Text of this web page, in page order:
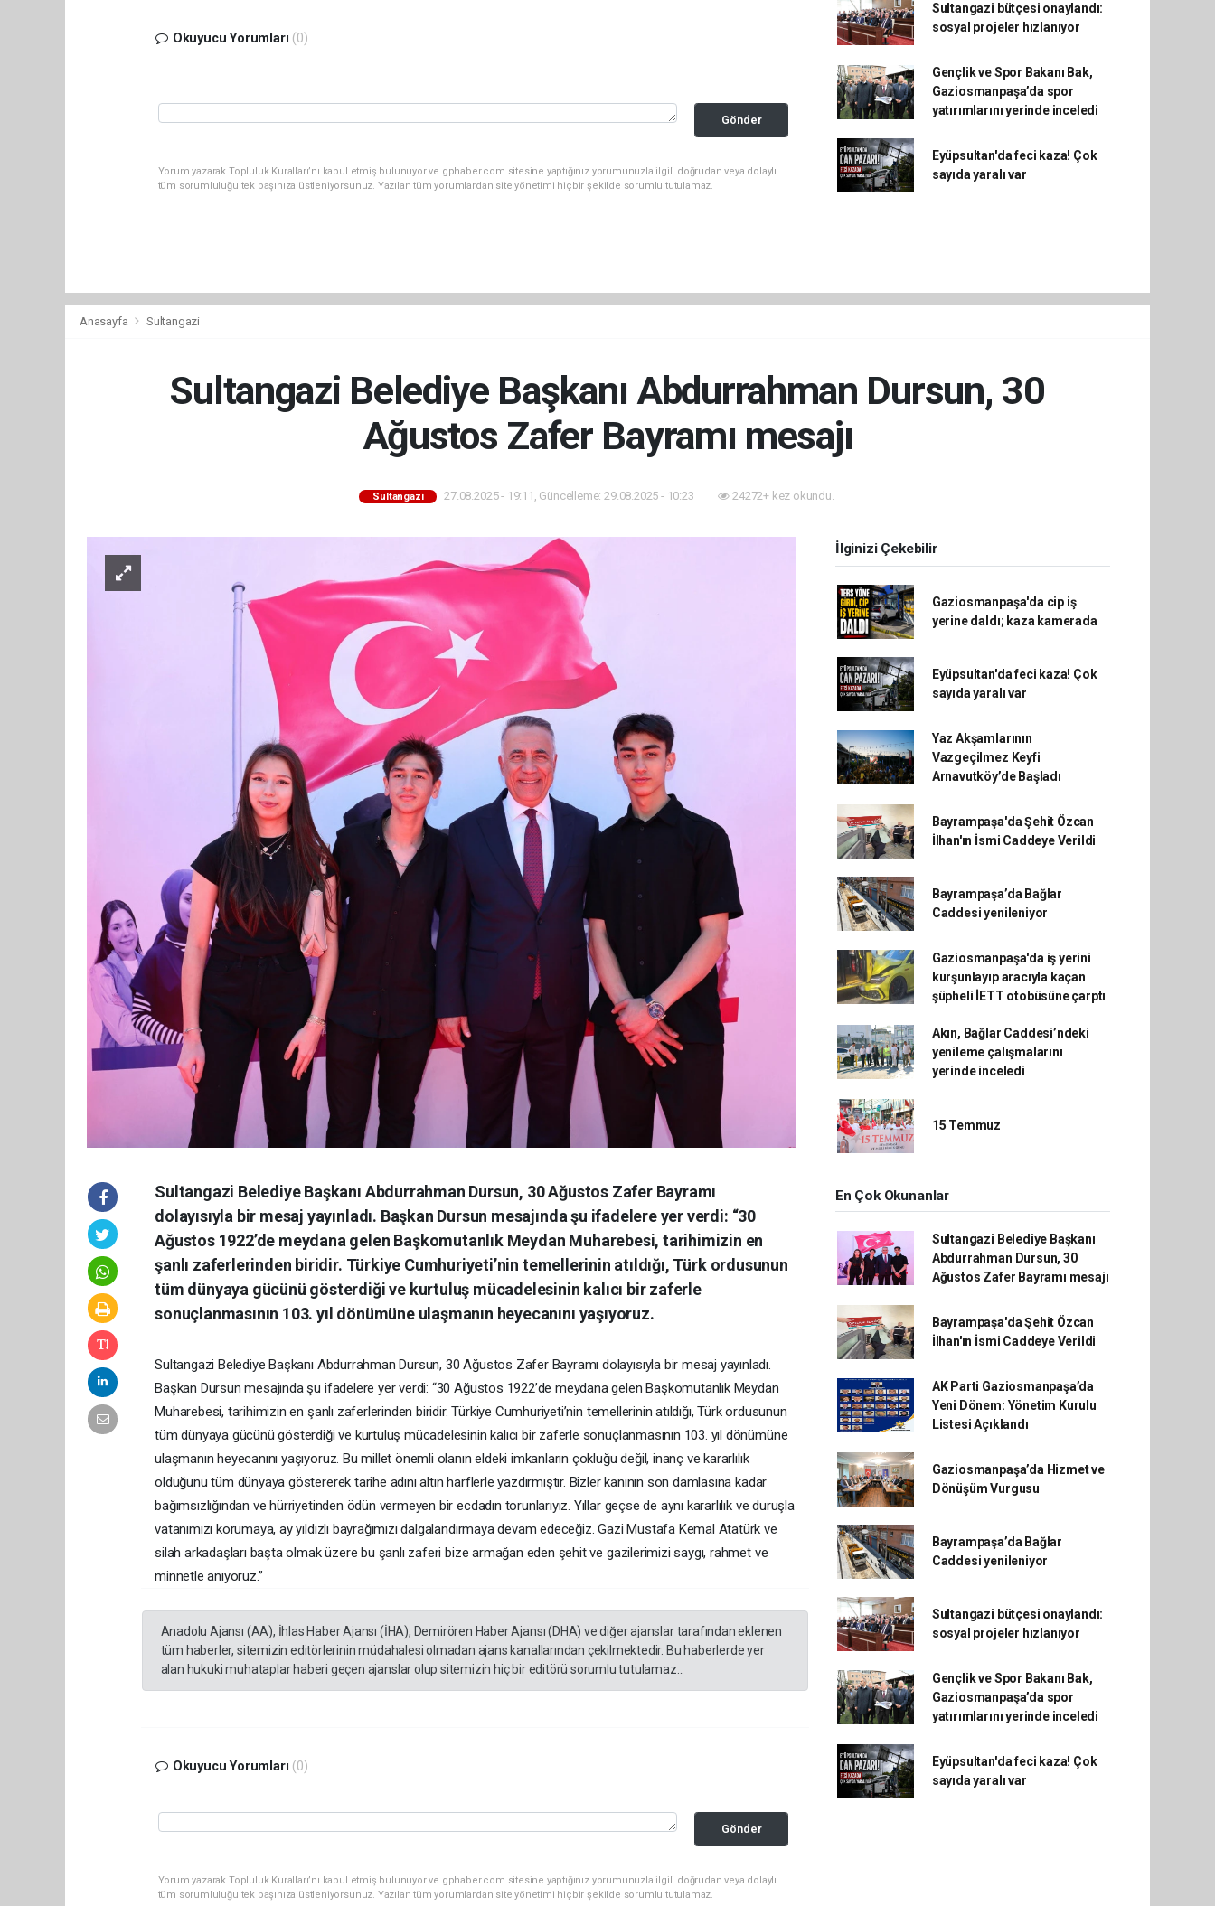
Okuyucu Yorumları (0)
Gönder
Yorum yazarak Topluluk Kuralları’nı kabul etmiş bulunuyor ve gphaber.com sitesine yaptığınız yorumunuzla ilgili doğrudan veya dolaylı
tüm sorumluluğu tek başınıza üstleniyorsunuz. Yazılan tüm yorumlardan site yönetimi hiçbir şekilde sorumlu tutulamaz.
Sultangazi bütçesi onaylandı:
sosyal projeler hızlanıyor
Gençlik ve Spor Bakanı Bak,
Gaziosmanpaşa’da spor
yatırımlarını yerinde inceledi
Eyüpsultan'da feci kaza! Çok
sayıda yaralı var
Anasayfa Sultangazi
Sultangazi Belediye Başkanı Abdurrahman Dursun, 30
Ağustos Zafer Bayramı mesajı
Sultangazi 27.08.2025 - 19:11, Güncelleme: 29.08.2025 - 10:23 24272+ kez okundu.
Sultangazi Belediye Başkanı Abdurrahman Dursun, 30 Ağustos Zafer Bayramı
dolayısıyla bir mesaj yayınladı. Başkan Dursun mesajında şu ifadelere yer verdi: “30
Ağustos 1922’de meydana gelen Başkomutanlık Meydan Muharebesi, tarihimizin en
şanlı zaferlerinden biridir. Türkiye Cumhuriyeti’nin temellerinin atıldığı, Türk ordusunun
tüm dünyaya gücünü gösterdiği ve kurtuluş mücadelesinin kalıcı bir zaferle
sonuçlanmasının 103. yıl dönümüne ulaşmanın heyecanını yaşıyoruz.
Sultangazi Belediye Başkanı Abdurrahman Dursun, 30 Ağustos Zafer Bayramı dolayısıyla bir mesaj yayınladı.
Başkan Dursun mesajında şu ifadelere yer verdi: “30 Ağustos 1922’de meydana gelen Başkomutanlık Meydan
Muharebesi, tarihimizin en şanlı zaferlerinden biridir. Türkiye Cumhuriyeti’nin temellerinin atıldığı, Türk ordusunun
tüm dünyaya gücünü gösterdiği ve kurtuluş mücadelesinin kalıcı bir zaferle sonuçlanmasının 103. yıl dönümüne
ulaşmanın heyecanını yaşıyoruz. Bu millet önemli olanın eldeki imkanların çokluğu değil, inanç ve kararlılık
olduğunu tüm dünyaya göstererek tarihe adını altın harflerle yazdırmıştır. Bizler kanının son damlasına kadar
bağımsızlığından ve hürriyetinden ödün vermeyen bir ecdadın torunlarıyız. Yıllar geçse de aynı kararlılık ve duruşla
vatanımızı korumaya, ay yıldızlı bayrağımızı dalgalandırmaya devam edeceğiz. Gazi Mustafa Kemal Atatürk ve
silah arkadaşları başta olmak üzere bu şanlı zaferi bize armağan eden şehit ve gazilerimizi saygı, rahmet ve
minnetle anıyoruz.”
Anadolu Ajansı (AA), İhlas Haber Ajansı (İHA), Demirören Haber Ajansı (DHA) ve diğer ajanslar tarafından eklenen
tüm haberler, sitemizin editörlerinin müdahalesi olmadan ajans kanallarından çekilmektedir. Bu haberlerde yer
alan hukuki muhataplar haberi geçen ajanslar olup sitemizin hiç bir editörü sorumlu tutulamaz...
Okuyucu Yorumları (0)
Gönder
Yorum yazarak Topluluk Kuralları’nı kabul etmiş bulunuyor ve gphaber.com sitesine yaptığınız yorumunuzla ilgili doğrudan veya dolaylı
tüm sorumluluğu tek başınıza üstleniyorsunuz. Yazılan tüm yorumlardan site yönetimi hiçbir şekilde sorumlu tutulamaz.
İlginizi Çekebilir
Gaziosmanpaşa'da cip iş
yerine daldı; kaza kamerada
Eyüpsultan'da feci kaza! Çok
sayıda yaralı var
Yaz Akşamlarının
Vazgeçilmez Keyfi
Arnavutköy’de Başladı
Bayrampaşa'da Şehit Özcan
İlhan'ın İsmi Caddeye Verildi
Bayrampaşa’da Bağlar
Caddesi yenileniyor
Gaziosmanpaşa'da iş yerini
kurşunlayıp aracıyla kaçan
şüpheli İETT otobüsüne çarptı
Akın, Bağlar Caddesi’ndeki
yenileme çalışmalarını
yerinde inceledi
15 Temmuz
En Çok Okunanlar
Sultangazi Belediye Başkanı
Abdurrahman Dursun, 30
Ağustos Zafer Bayramı mesajı
Bayrampaşa'da Şehit Özcan
İlhan'ın İsmi Caddeye Verildi
AK Parti Gaziosmanpaşa’da
Yeni Dönem: Yönetim Kurulu
Listesi Açıklandı
Gaziosmanpaşa’da Hizmet ve
Dönüşüm Vurgusu
Bayrampaşa’da Bağlar
Caddesi yenileniyor
Sultangazi bütçesi onaylandı:
sosyal projeler hızlanıyor
Gençlik ve Spor Bakanı Bak,
Gaziosmanpaşa’da spor
yatırımlarını yerinde inceledi
Eyüpsultan'da feci kaza! Çok
sayıda yaralı var